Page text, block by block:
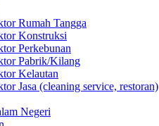
Rumah Tangga
Konstruksi
Perkebunan
Pabrik/Kilang
Kelautan
Jasa (cleaning service, restoran)
Negeri